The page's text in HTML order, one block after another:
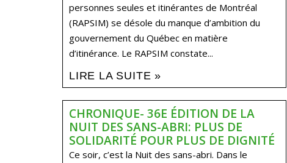
personnes seules et itinérantes de Montréal
(RAPSIM) se désole du manque d’ambition du
gouvernement du Québec en matière
d’itinérance. Le RAPSIM constate...
LIRE LA SUITE »
CHRONIQUE- 36E ÉDITION DE LA
NUIT DES SANS-ABRI: PLUS DE
SOLIDARITÉ POUR PLUS DE DIGNITÉ
Ce soir, c’est la Nuit des sans-abri. Dans le